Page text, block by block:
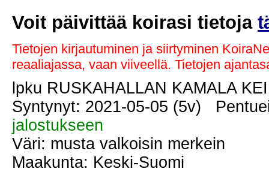
Voit päivittää koirasi tietoja
Tietojen kirjautuminen ja siirtyminen
reaaliajassa, vaan viiveellä. Tietojen
lpku RUSKAHALLAN KAMALA
Syntynyt: 2021-05-05 (5v)
jalostukseen
Väri: musta valkoisin merkein
Maakunta: Keski-Suomi